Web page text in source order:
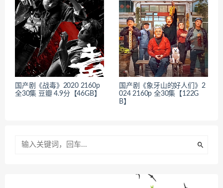
国产剧《战毒》2020 2160p
全30集 豆瓣 4.9分【46GB】
国产剧《象牙山的好人们》2
024 2160p 全30集【122G
B】